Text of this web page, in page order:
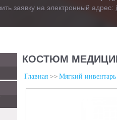
заявку на электронный адрес:
КОСТЮМ
Главная Мягкий инвентарь